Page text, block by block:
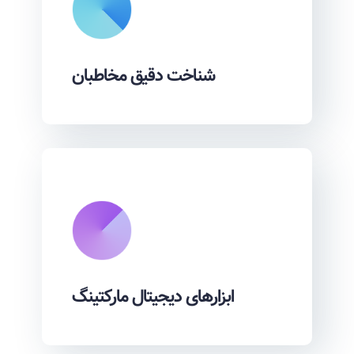
شناخت دقیق مخاطبان
ابزارهای دیجیتال مارکتینگ